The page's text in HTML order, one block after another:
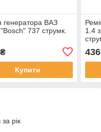
генератора ВАЗ
737 струмк.
Купити
1.4
436
рік